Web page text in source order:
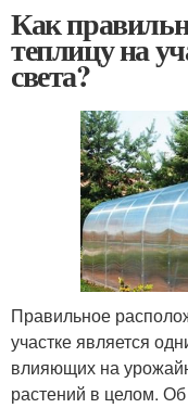
Как
теплицу на
света?
Правильное
участке является
влияющих на
растений в целом.